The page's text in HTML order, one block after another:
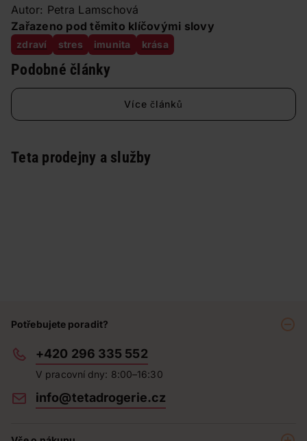
Autor: Petra Lamschová
Zařazeno pod těmito klíčovými slovy
zdraví stres imunita krása
Podobné články
Více článků
Teta prodejny a služby
Potřebujete poradit?
+420 296 335 552
V pracovní dny: 8:00–16:30
info@tetadrogerie.cz